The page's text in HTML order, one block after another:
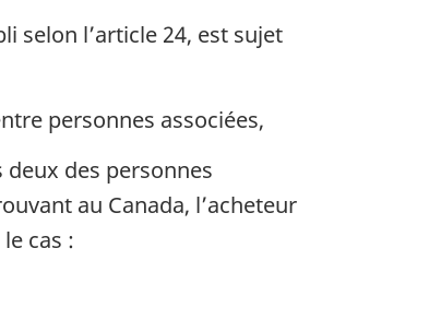
selon l’article 24, est sujet
personnes associées,
des personnes
au Canada, l’acheteur
cas :